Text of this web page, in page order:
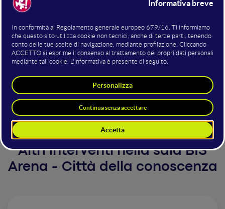
manifattura
iFabintende essere la porta di accesso per startup e
PMI ai servizi dell'AI Factory. Tra questi, rientrano
l’accompagnamento e l’utilizzo del supercalcolo per lo
formative e servizi di supporto alla progettualità AI
anche non legati direttamente al calcolo.
Altri interventi nella sala BIS
Arena - Città della conoscenza